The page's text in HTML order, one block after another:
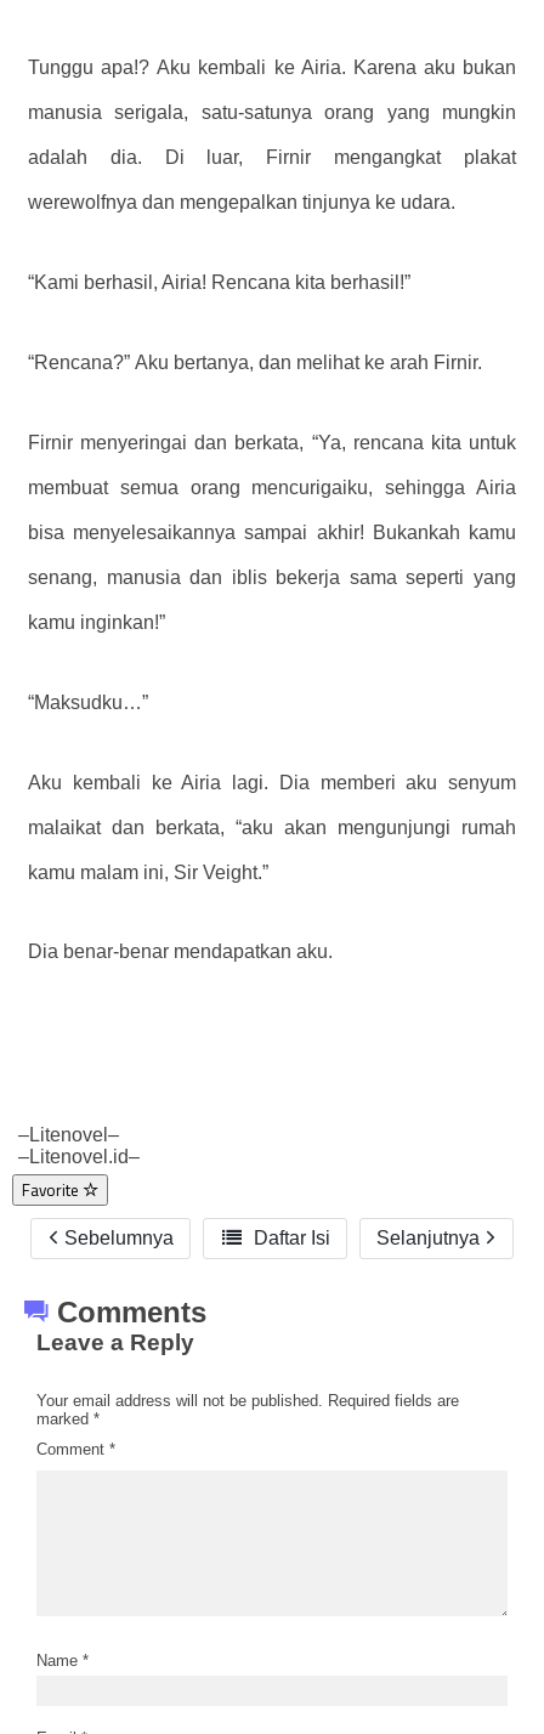
Tunggu apa!? Aku kembali ke Airia. Karena aku bukan
manusia serigala, satu-satunya orang yang mungkin
adalah dia. Di luar, Firnir mengangkat plakat
werewolfnya dan mengepalkan tinjunya ke udara.
“Kami berhasil, Airia! Rencana kita berhasil!”
“Rencana?” Aku bertanya, dan melihat ke arah Firnir.
Firnir menyeringai dan berkata, “Ya, rencana kita untuk
membuat semua orang mencurigaiku, sehingga Airia
bisa menyelesaikannya sampai akhir! Bukankah kamu
senang, manusia dan iblis bekerja sama seperti yang
kamu inginkan!”
“Maksudku…”
Aku kembali ke Airia lagi. Dia memberi aku senyum
malaikat dan berkata, “aku akan mengunjungi rumah
kamu malam ini, Sir Veight.”
Dia benar-benar mendapatkan aku.
–Litenovel–
–Litenovel.id–
Favorite
Sebelumnya  Daftar Isi Selanjutnya
Comments
Leave a Reply
Your email address will not be published.
Required fields are
marked *
Comment *
Name *